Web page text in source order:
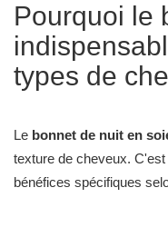
Pourquoi le
types de
Le bonnet de nuit en
texture de cheveux.
bénéfices spécifiques